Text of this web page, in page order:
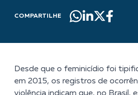
COMPARTILHE
Desde que o feminicídio foi
em 2015, os registros de
violência indicam que, no Brasil,